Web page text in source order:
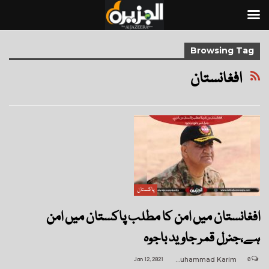
Browsing Tag
افغانستان
پاکستان
افغانستان میں امن کا مطلب پاکستان میں امن
ہے،جنرل قمر جاوید باجوہ
Muhammad Karim
Jan 12, 2021